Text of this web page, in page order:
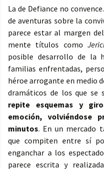
La de Defiance no
de aventuras sobre la
parece estar al margen
mente títulos como
posible desarrollo de la
familias enfrentadas,
héroe arrogante en medio
dramáticos de los que se
repite esquemas y
emoción, volviéndose
minutos. En un mercado
que compiten entre sí
enganchar a los
parece escrita y